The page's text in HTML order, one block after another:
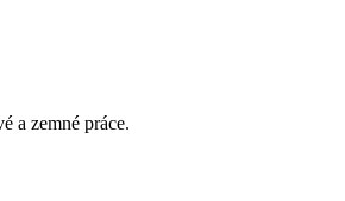
a zemné práce.